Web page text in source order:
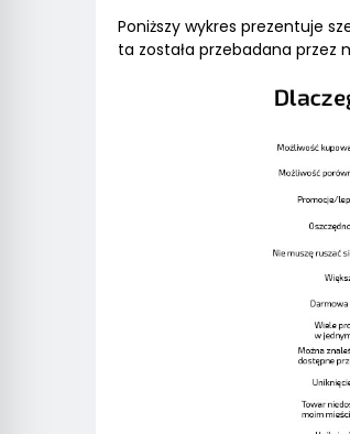
Poniższy wykres prezentuje
ta została przebadana przez